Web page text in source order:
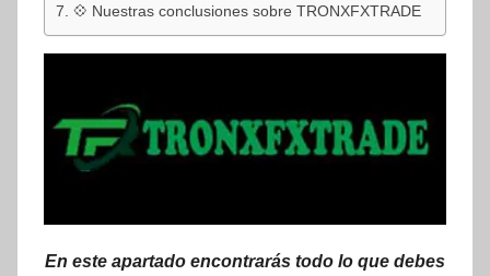
💠 Nuestras conclusiones sobre TRONXFXTRADE
En este apartado encontrarás todo lo que debes